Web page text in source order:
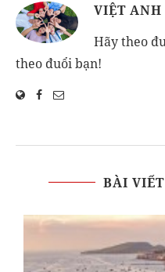
VIỆT ANH
Hãy theo
theo đuổi bạn!
BÀI